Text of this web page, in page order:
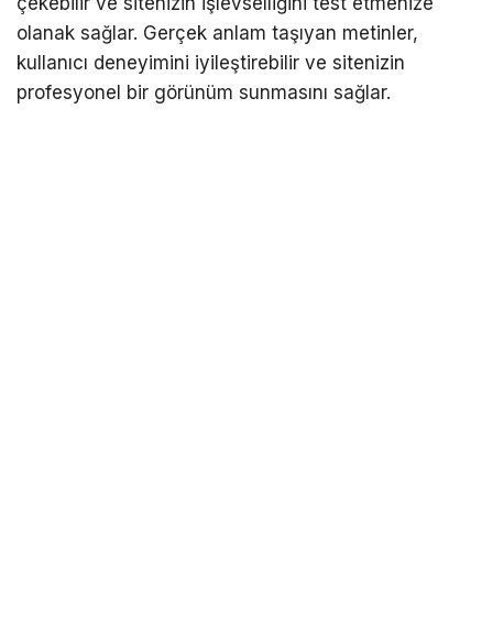
olanak sağlar. Gerçek anlam taşıyan metinler,
kullanıcı deneyimini iyileştirebilir ve sitenizin
profesyonel bir görünüm sunmasını sağlar.